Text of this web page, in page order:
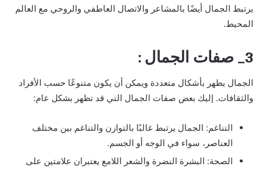
يرتبط الجمال أيضًا بالمشاعر والاتصال العاطفي والروحي مع العالم
المحيط.
3_ صفات الجمال :
الجمال يظهر بأشكال متعددة ويمكن أن يكون متنوعًا حسب الأفراد
والثقافات. إليك بعض صفات الجمال التي قد تظهر بشكل عام:
التناغم: الجمال يرتبط غالبًا بالتوازن والتناغم بين مختلف
العناصر، سواء في الوجه أو الجسم.
الصحة: البشرة النضرة والشعر اللامع يعتبران علامتين على